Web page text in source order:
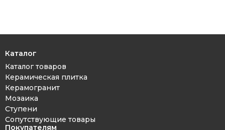
Каталог
Каталог товаров
Керамическая плитка
Керамогранит
Мозаика
Ступени
Сопутствующие товары
Покупателям